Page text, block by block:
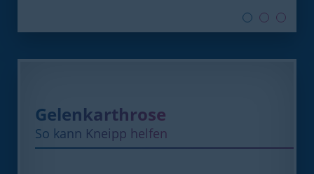
Gelenkarthrose
So kann Kneipp helfen